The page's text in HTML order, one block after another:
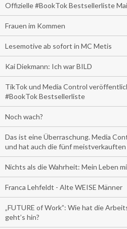
Offizielle #BookTok Bestsellerliste
Frauen im Kommen
Lesemotive ab sofort in MC Metis
Kai Diekmann: Ich war BILD
TikTok und Media Control
#BookTok Bestsellerliste
Noch wach?
Das ist eine Überraschung. Media
und hat auch die fünf
Nichts als die Wahrheit: Mein Leben
Franca Lehfeldt - Alte WEISE Männer
„FUTURE of Work”: Wie hat die
geht’s hin?